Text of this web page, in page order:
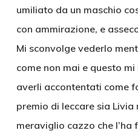
umiliato da un maschio
con ammirazione, e
Mi sconvolge vederlo
come non mai e questo
averli accontentati come
premio di leccare sia
meraviglio cazzo che